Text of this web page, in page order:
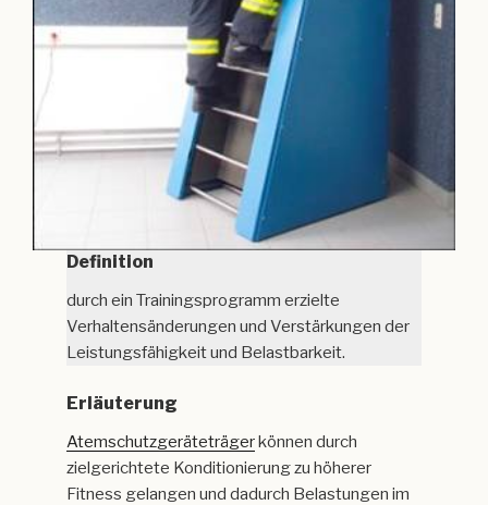
Definition
durch ein Trainingsprogramm erzielte
Verhaltensänderungen und Verstärkungen der
Leistungsfähigkeit und Belastbarkeit.
Erläuterung
Atemschutzgeräteträgerkönnen durch
zielgerichtete Konditionierung zu höherer
Fitness gelangen und dadurch Belastungen im